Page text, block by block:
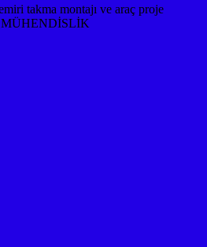
takma montajı ve araç proje
MÜHENDİSLİK